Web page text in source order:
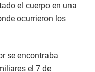
el cuerpo en una
ocurrieron los
se encontraba
el 7 de